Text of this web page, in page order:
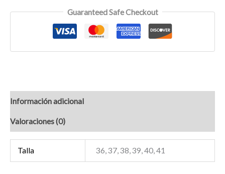
Guaranteed Safe Checkout
Información adicional
Valoraciones (0)
Talla 36, 37, 38, 39, 40, 41